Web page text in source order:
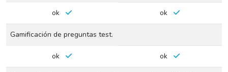
ok ok
Gamificación de preguntas test.
ok ok